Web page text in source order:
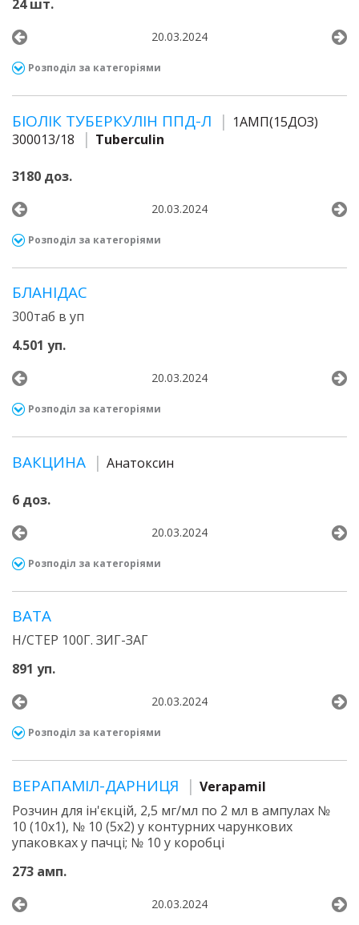
24 шт.
20.03.2024
Розподіл за категоріями
БІОЛІК ТУБЕРКУЛІН ППД-Л
1АМП(15ДОЗ)
300013/18
Tuberculin
3180 доз.
20.03.2024
Розподіл за категоріями
БЛАНІДАС
300таб в уп
4.501 уп.
20.03.2024
Розподіл за категоріями
ВАКЦИНА Анатоксин
6 доз.
20.03.2024
Розподіл за категоріями
ВАТА
Н/СТЕР 100Г. ЗИГ-ЗАГ
891 уп.
20.03.2024
Розподіл за категоріями
ВЕРАПАМІЛ-ДАРНИЦЯ
Verapamil
Розчин для ін'єкцій, 2,5 мг/мл по 2 мл в ампулах №
10 (10х1), № 10 (5х2) у контурних чарункових
упаковках у пачці; № 10 у коробці
273 амп.
20.03.2024